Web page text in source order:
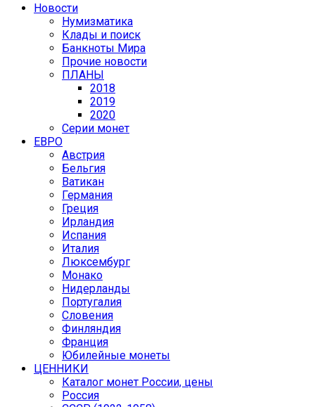
Новости
Нумизматика
Клады и поиск
Банкноты Мира
Прочие новости
ПЛАНЫ
2018
2019
2020
Серии монет
ЕВРО
Австрия
Бельгия
Ватикан
Германия
Греция
Ирландия
Испания
Италия
Люксембург
Монако
Нидерланды
Португалия
Словения
Финляндия
Франция
Юбилейные монеты
ЦЕННИКИ
Каталог монет России, цены
Россия